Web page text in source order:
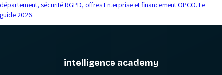
département, sécurité RGPD, offres Enterprise et financement OPCO. Le
guide 2026.
intelligence academy